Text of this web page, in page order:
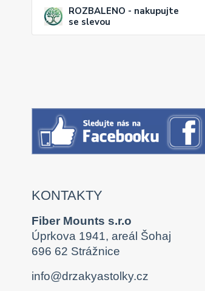
ROZBALENO - nakupujte
se slevou
KONTAKTY
Fiber Mounts s.r.o
Úprkova 1941, areál Šohaj
696 62 Strážnice
info@drzakyastolky.cz